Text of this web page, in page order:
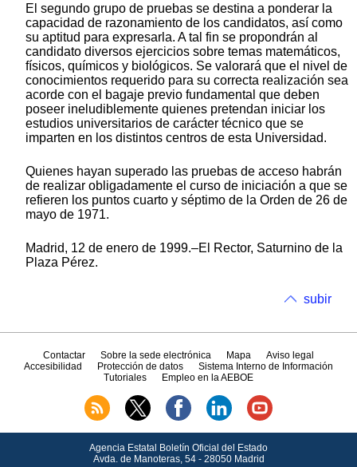
El segundo grupo de pruebas se destina a ponderar la
capacidad de razonamiento de los candidatos, así como
su aptitud para expresarla. A tal fin se propondrán al
candidato diversos ejercicios sobre temas matemáticos,
físicos, químicos y biológicos. Se valorará que el nivel de
conocimientos requerido para su correcta realización sea
acorde con el bagaje previo fundamental que deben
poseer ineludiblemente quienes pretendan iniciar los
estudios universitarios de carácter técnico que se
imparten en los distintos centros de esta Universidad.
Quienes hayan superado las pruebas de acceso habrán
de realizar obligadamente el curso de iniciación a que se
refieren los puntos cuarto y séptimo de la Orden de 26 de
mayo de 1971.
Madrid, 12 de enero de 1999.‒El Rector, Saturnino de la
Plaza Pérez.
subir
Contactar Sobre la sede electrónica Mapa
Aviso legal
Accesibilidad
Protección de datos
Sistema Interno de Información
Tutoriales
Empleo en la AEBOE
Agencia Estatal Boletín Oficial del Estado
Avda. de Manoteras, 54 - 28050 Madrid